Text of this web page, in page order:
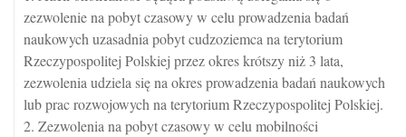
zezwolenie na pobyt czasowy w celu prowadzenia badań
naukowych uzasadnia pobyt cudzoziemca na terytorium
Rzeczypospolitej Polskiej przez okres krótszy niż 3 lata,
zezwolenia udziela się na okres prowadzenia badań naukowych
lub prac rozwojowych na terytorium Rzeczypospolitej Polskiej.
2. Zezwolenia na pobyt czasowy w celu mobilności